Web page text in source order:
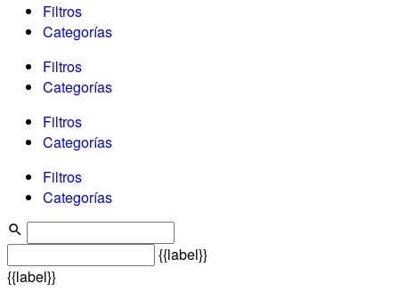
Filtros
Categorías
Filtros
Categorías
Filtros
Categorías
Filtros
Categorías
{{label}}
{{label}}